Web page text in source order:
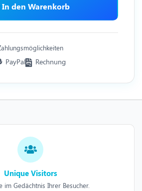
In den Warenkorb
PayPal Rechnung
Unique Visitors
im Gedächtnis Ihrer Besucher.